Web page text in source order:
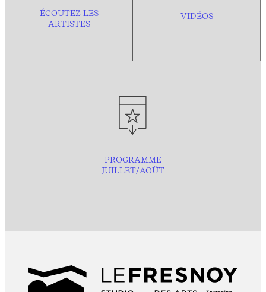
ÉCOUTEZ LES
ARTISTES
VIDÉOS
PROGRAMME
JUILLET/AOÛT